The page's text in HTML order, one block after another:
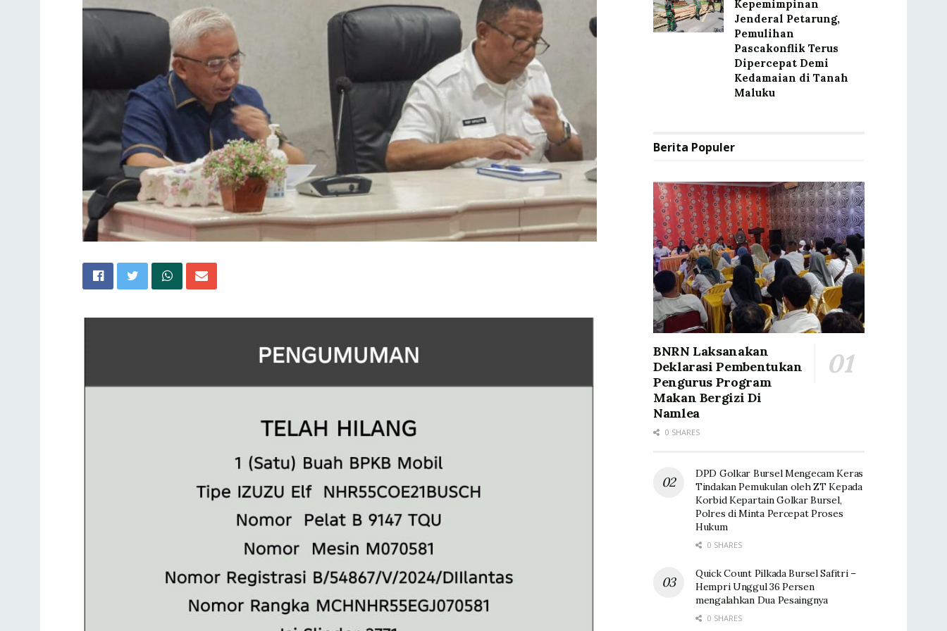
Kepemimpinan
Jenderal Petarung,
Pemulihan
Pascakonflik Terus
Dipercepat Demi
Kedamaian di Tanah
Maluku
Berita Populer
BNRN Laksanakan
Deklarasi Pembentukan
Pengurus Program
Makan Bergizi Di
Namlea
0 SHARES
DPD Golkar Bursel Mengecam Keras
Tindakan Pemukulan oleh ZT Kepada
Korbid Kepartain Golkar Bursel,
Polres di Minta Percepat Proses
Hukum
0 SHARES
Quick Count Pilkada Bursel Safitri –
Hempri Unggul 36 Persen
mengalahkan Dua Pesaingnya
0 SHARES